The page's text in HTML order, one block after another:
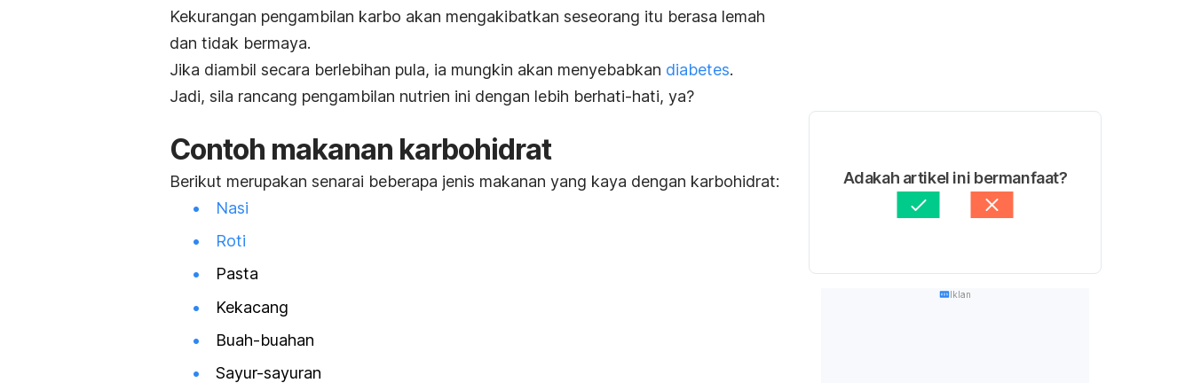
Kekurangan pengambilan karbo akan mengakibatkan seseorang itu berasa lemah
dan tidak bermaya.
Jika diambil secara berlebihan pula, ia mungkin akan menyebabkan diabetes.
Jadi, sila rancang pengambilan nutrien ini dengan lebih berhati-hati, ya?
Contoh makanan karbohidrat
Berikut merupakan senarai beberapa jenis makanan yang kaya dengan karbohidrat:
Nasi
Roti
Pasta
Kekacang
Buah-buahan
Sayur-sayuran
Adakah artikel ini bermanfaat?
Iklan